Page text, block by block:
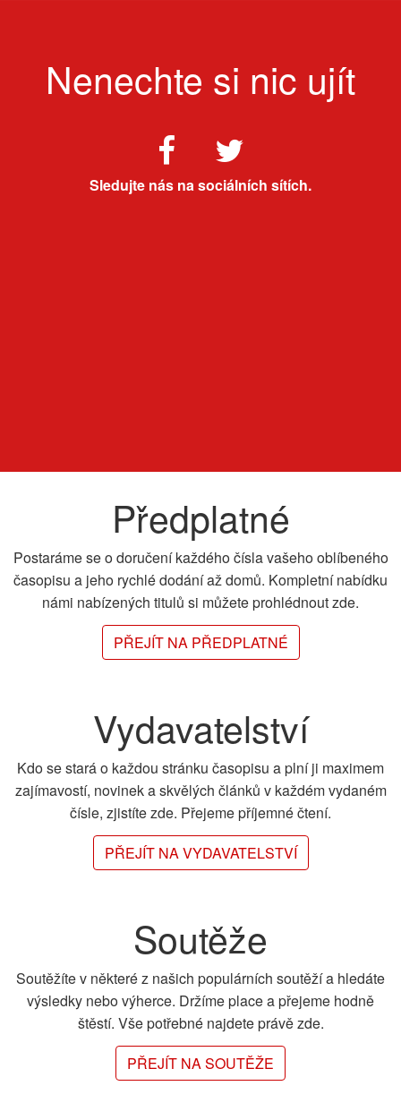
Nenechte si nic ujít
Sledujte nás na sociálních sítích.
Předplatné
Postaráme se o doručení každého čísla vašeho oblíbeného
časopisu a jeho rychlé dodání až domů. Kompletní nabídku
námi nabízených titulů si můžete prohlédnout zde.
PŘEJÍT NA PŘEDPLATNÉ
Vydavatelství
Kdo se stará o každou stránku časopisu a plní ji maximem
zajímavostí, novinek a skvělých článků v každém vydaném
čísle, zjistíte zde. Přejeme příjemné čtení.
PŘEJÍT NA VYDAVATELSTVÍ
Soutěže
Soutěžíte v některé z našich populárních soutěží a hledáte
výsledky nebo výherce. Držíme place a přejeme hodně
štěstí. Vše potřebné najdete právě zde.
PŘEJÍT NA SOUTĚŽE